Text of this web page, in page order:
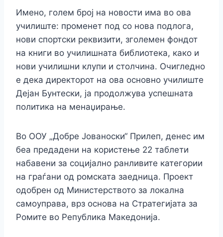
Имено, голем број на новости има во ова
училиште: променет под со нова подлога,
нови спортски реквизити, зголемен фондот
на книги во училишната библиотека, како и
нови училишни клупи и столчина. Очигледно
е дека директорот на ова основно училиште
Дејан Бунтески, ја продолжува успешната
политика на менаџирање.
Во ООУ „Добре Јованоски“ Прилеп, денес им
беа предадени на користење 22 таблети
набавени за социјално ранливите категории
на граѓани од ромската заедница. Проект
одобрен од Министерството за локална
самоуправа, врз основа на Стратегијата за
Ромите во Република Македонија.